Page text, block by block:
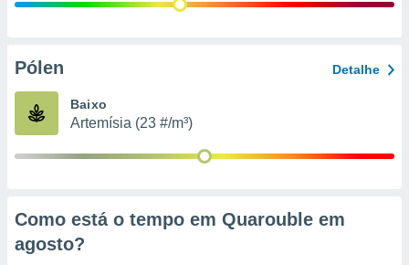
e
de
Pólen Detalhe
Baixo
Artemísia (23 #/m³)
Como está o tempo em Quarouble em
agosto?